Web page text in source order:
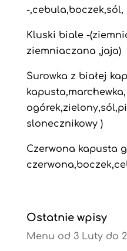
-
Kluski biale -
ziemniaczana ,jaja)
Surowka z białej
kapusta,marchewka,
slonecznikowy )
Czerwona kapusta
Ostatnie wpisy
Menu od 3 Luty do